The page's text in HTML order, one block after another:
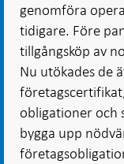
genomföra
tidigare. Före
tillgångsköp av
Nu utökades de
obligationer och
bygga upp